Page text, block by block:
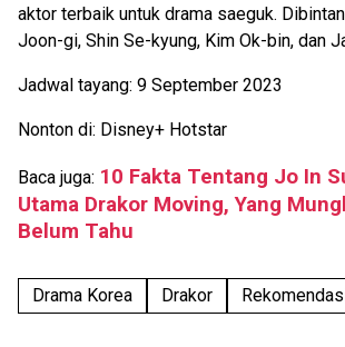
aktor terbaik untuk drama saeguk.
Joon-gi, Shin Se-kyung, Kim Ok-bin, dan
Jadwal tayang: 9 September 2023
Nonton di: Disney+ Hotstar
Baca juga: 10 Fakta Tentang Jo In
Utama Drakor Moving, Yang
Belum Tahu
Drama Korea Drakor